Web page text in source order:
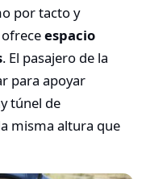
por tacto y
espacio
. El pasajero de la
para apoyar
túnel de
misma altura que